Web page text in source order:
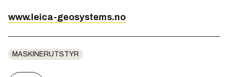
www.leica-geosystems.no
MASKINERUTSTYR